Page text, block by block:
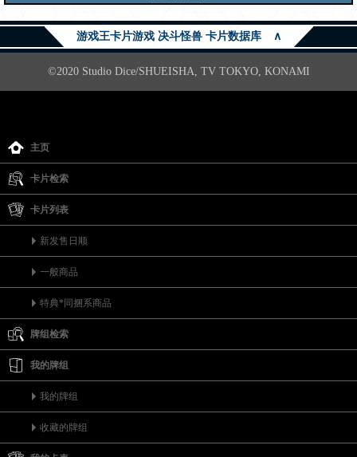
游戏王卡片游戏 决斗怪兽 卡片数据库 ∧
©2020 Studio Dice/SHUEISHA, TV TOKYO, KONAMI
主页
卡片检索
卡片列表
新发售日顺
一般商品
特典*同捆系商品
牌组检索
我的牌组
我的牌组
收藏的牌组